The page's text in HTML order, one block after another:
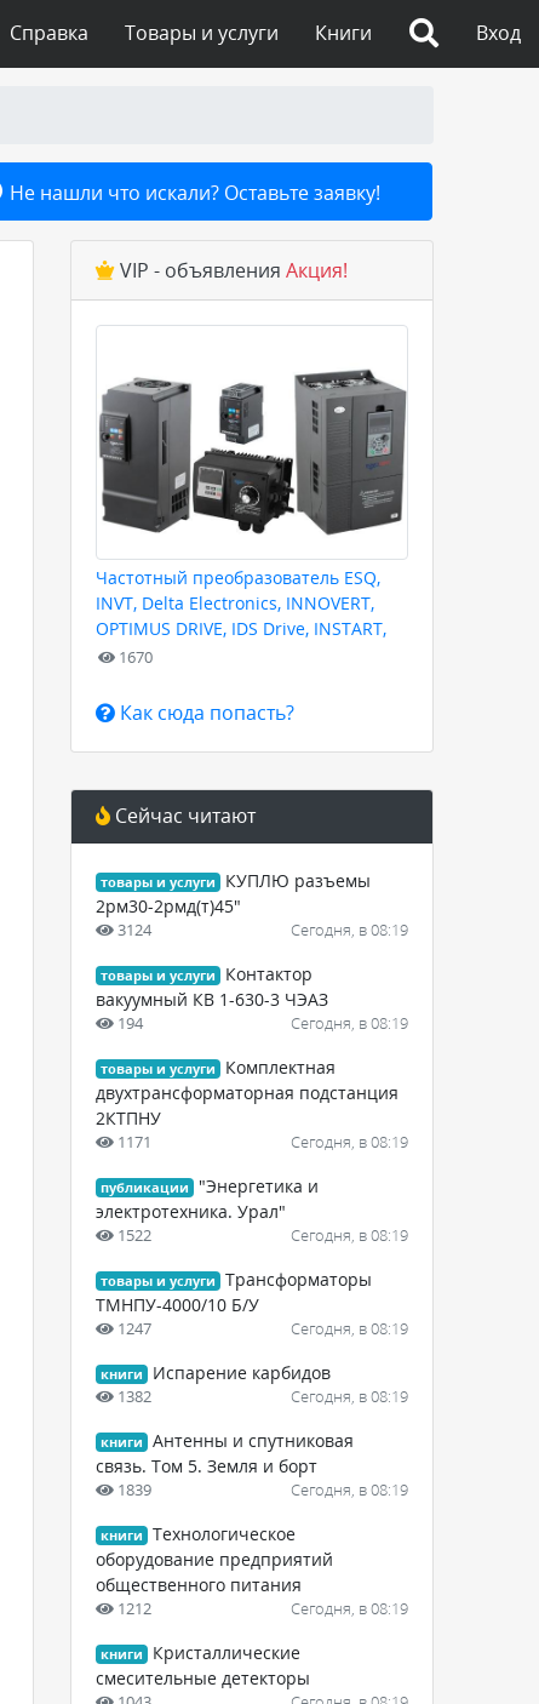
Вход
Книги
Товары и услуги
Справка
Не нашли что искали? Оставьте заявку!
VIP - объявления Акция!
Частотный преобразователь ESQ,
INVT, Delta Electronics, INNOVERT,
OPTIMUS DRIVE, IDS Drive, INSTART,
HYUNDAI для любых задач
1670
Как сюда попасть?
Сейчас читают
товары и услуги
КУПЛЮ разъемы
2рм30-2рмд(т)45"
3124 Сегодня, в 08:19
товары и услуги
Контактор
вакуумный КВ 1-630-3 ЧЭАЗ
194 Сегодня, в 08:19
товары и услуги
Комплектная
двухтрансформаторная подстанция
2КТПНУ
1171 Сегодня, в 08:19
публикации
"Энергетика и
электротехника. Урал"
1522 Сегодня, в 08:19
товары и услуги
Трансформаторы
ТМНПУ-4000/10 Б/У
1247 Сегодня, в 08:19
книги Испарение карбидов
1382 Сегодня, в 08:19
книги
Антенны и спутниковая
связь. Том 5. Земля и борт
1839 Сегодня, в 08:19
книги
Технологическое
оборудование предприятий
общественного питания
1212 Сегодня, в 08:19
книги
Кристаллические
смесительные детекторы